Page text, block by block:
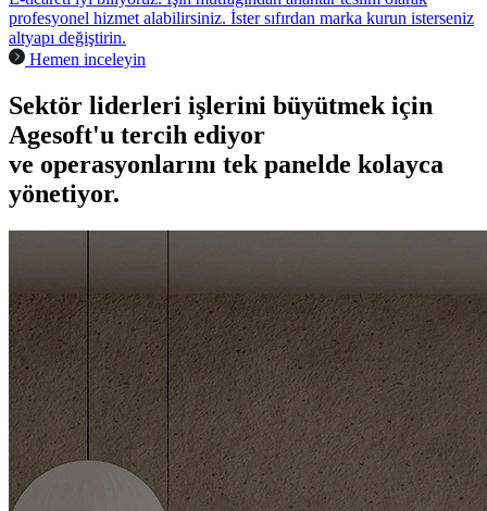
profesyonel hizmet alabilirsiniz. İster sıfırdan marka kurun isterseniz
altyapı değiştirin.
Hemen inceleyin
Sektör liderleri işlerini büyütmek için
Agesoft'u tercih ediyor
ve operasyonlarını tek panelde kolayca
yönetiyor.